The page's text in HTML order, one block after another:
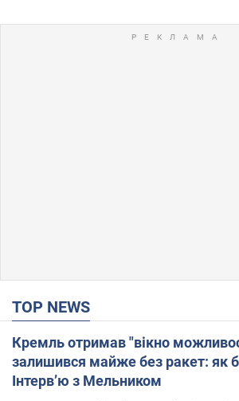
TOP NEWS
Кремль отримав "вікно
залишився майже без ракет: як
Інтерв’ю з Мельником